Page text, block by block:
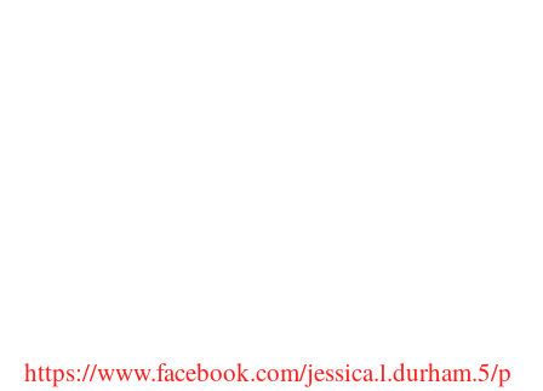
https://www.facebook.com/jessica.l.durham.5/p